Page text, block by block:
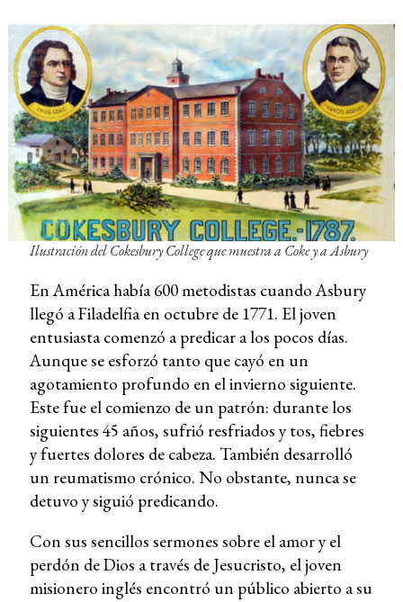
Ilustración del Cokesbury College que muestra a Coke y a Asbury
En América había 600 metodistas cuando Asbury
llegó a Filadelfia en octubre de 1771. El joven
entusiasta comenzó a predicar a los pocos días.
Aunque se esforzó tanto que cayó en un
agotamiento profundo en el invierno siguiente.
Este fue el comienzo de un patrón: durante los
siguientes 45 años, sufrió resfriados y tos, fiebres
y fuertes dolores de cabeza. También desarrolló
un reumatismo crónico. No obstante, nunca se
detuvo y siguió predicando.
Con sus sencillos sermones sobre el amor y el
perdón de Dios a través de Jesucristo, el joven
misionero inglés encontró un público abierto a su